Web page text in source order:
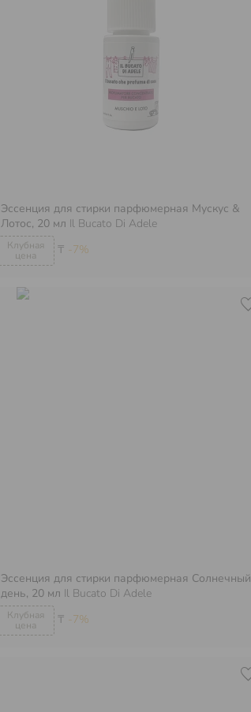
₸ -7%
Эссенция для стирки парфюмерная Мускус &
Лотос, 20 мл Il Bucato Di Adele
₸ -7%
Эссенция для стирки парфюмерная Солнечный
день, 20 мл Il Bucato Di Adele